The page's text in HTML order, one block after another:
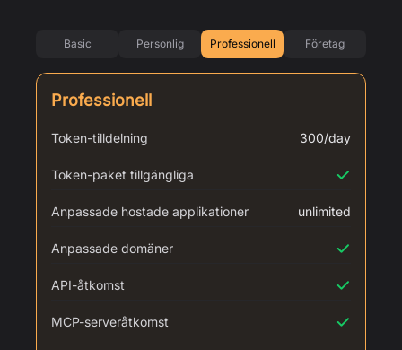
Basic Personlig Professionell Företag
Professionell
Token-tilldelning 300/day
Token-paket tillgängliga
Anpassade hostade applikationer unlimited
Anpassade domäner
API-åtkomst
MCP-serveråtkomst